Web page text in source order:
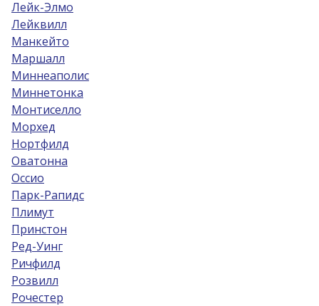
Лейк-Элмо
Лейквилл
Манкейто
Маршалл
Миннеаполис
Миннетонка
Монтиселло
Морхед
Нортфилд
Оватонна
Оссио
Парк-Рапидс
Плимут
Принстон
Ред-Уинг
Ричфилд
Розвилл
Рочестер